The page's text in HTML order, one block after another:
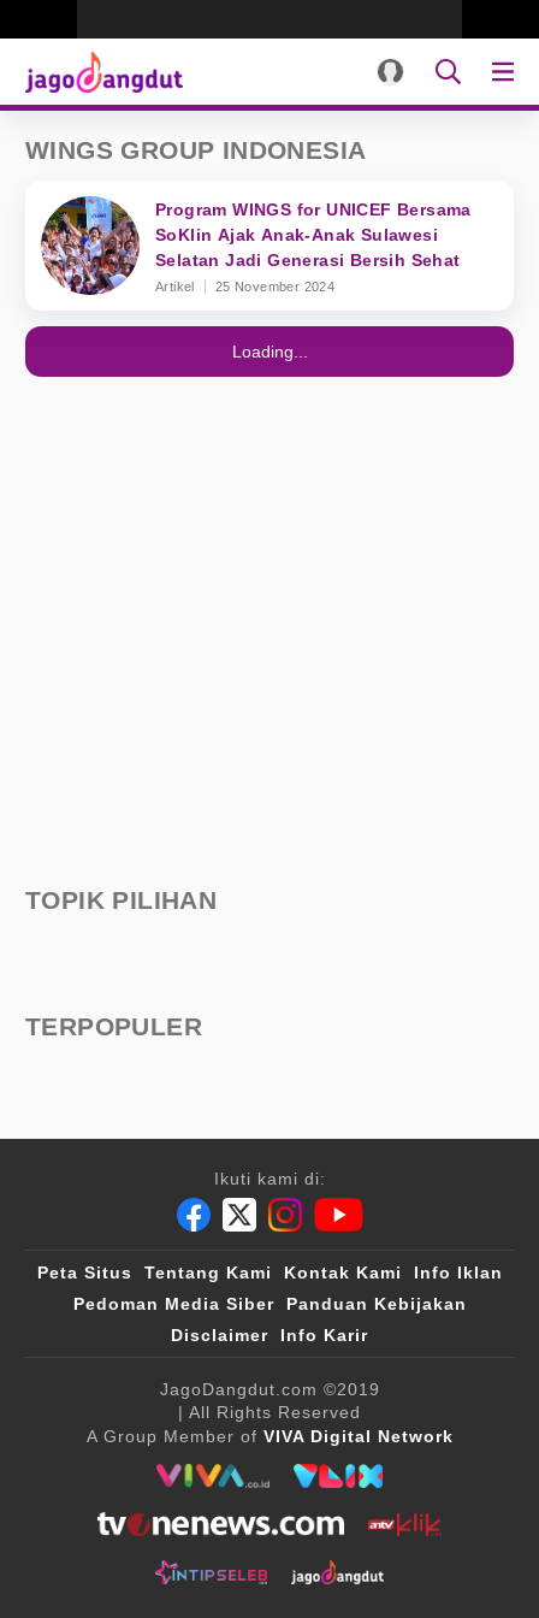
WINGS GROUP INDONESIA
Program WINGS for UNICEF Bersama
SoKlin Ajak Anak-Anak Sulawesi
Selatan Jadi Generasi Bersih Sehat
Artikel 25 November 2024
Loading...
TOPIK PILIHAN
TERPOPULER
Ikuti kami di:
Peta Situs Tentang Kami Kontak Kami
Info Iklan
Pedoman Media Siber
Panduan Kebijakan
Disclaimer
Info Karir
JagoDangdut.com ©2019
| All Rights Reserved
A Group Member of VIVA Digital Network